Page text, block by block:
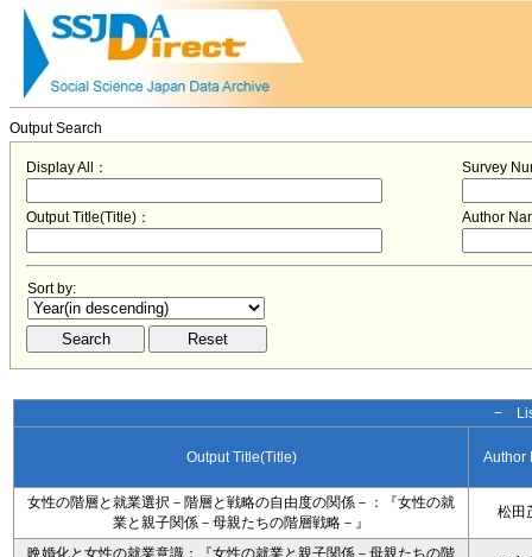
Output Search
Display All： Survey
Output Title(Title)： Author
Sort by:
−
Output Title(Title) Author
女性の階層と就業選択－階層と戦略の自由度の関係－：『女性の就
業と親子関係－母親たちの階層戦略－』
松田
晩婚化と女性の就業意識：『女性の就業と親子関係－母親たちの階